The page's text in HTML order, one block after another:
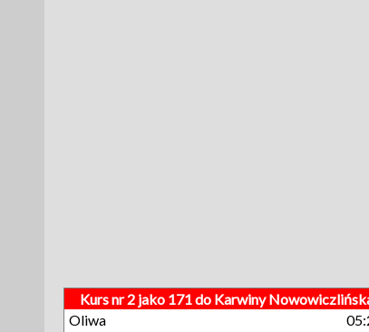
Kurs nr 2 jako 171 do Karwiny
Oliwa